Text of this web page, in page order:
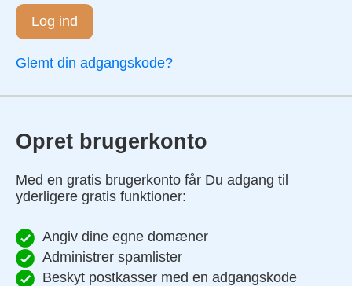
Log ind
Glemt din adgangskode?
Opret brugerkonto
Med en gratis brugerkonto får Du adgang til
yderligere gratis funktioner:
Angiv dine egne domæner
Administrer spamlister
Beskyt postkasser med en adgangskode